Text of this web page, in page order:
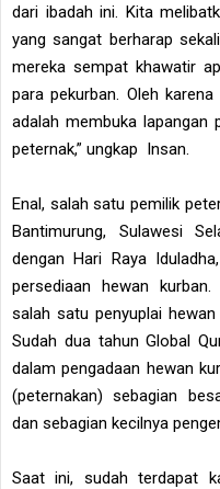
dari ibadah ini. Kita
yang sangat berharap
mereka sempat khawatir
para pekurban. Oleh
adalah membuka lapangan
peternak,” ungkap Insan.
Enal, salah satu pemilik
Bantimurung, Sulawesi
dengan Hari Raya
persediaan hewan
salah satu penyuplai
Sudah dua tahun Global
dalam pengadaan hewan
(peternakan) sebagian
dan sebagian kecilnya
Saat ini, sudah terdapat